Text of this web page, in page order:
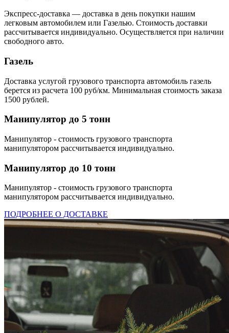
Экспресс-доставка — доставка в день покупки нашим
легковым автомобилем или Газелью. Стоимость доставки
рассчитывается индивидуально. Осуществляется при наличии
свободного авто.
Газель
Доставка услугой грузового транспорта автомобиль газель
берется из расчета 100 руб/км. Минимальная стоимость заказа
1500 рублей.
Манипулятор до 5 тонн
Манипулятор - стоимость грузового транспорта
манипулятором рассчитывается индивидуально.
Манипулятор до 10 тонн
Манипулятор - стоимость грузового транспорта
манипулятором рассчитывается индивидуально.
ПОДРОБНЕЕ О ДОСТАВКЕ